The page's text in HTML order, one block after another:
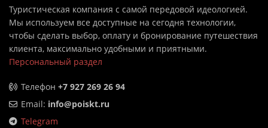
Туристическая компания с самой передовой идеологией.
Мы используем все доступные на сегодня технологии,
чтобы сделать выбор, оплату и бронирование путешествия
клиента, максимально удобными и приятными.
Персональный раздел
Телефон +7 927 269 26 94
Email: info@poiskt.ru
Telegram